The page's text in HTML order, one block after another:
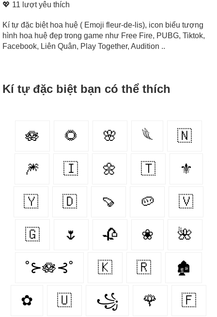
💖 11 lượt yêu thích
Kí tự đặc biệt hoa huệ ( Emoji fleur-de-lis), icon biểu tượng
hình hoa huệ đẹp trong game như Free Fire, PUBG, Tiktok,
Facebook, Liên Quân, Play Together, Audition ..
Kí tự đặc biệt bạn có thể thích
🪷 🌻 🌸 𓆰 🇳‌
🎆 🇮‌ 🌼 🇹‌ ⚜
🇾‌ 🇩‌ 🍠 🥔 🇻‌
🇬‌ 🌷 🥀 ❀ 🌺
˚⊱🪷⊰˚ 🇰‌ 🇷‌ 🏚
✿ 🇺‌ ꧁ 🌹 🇫‌